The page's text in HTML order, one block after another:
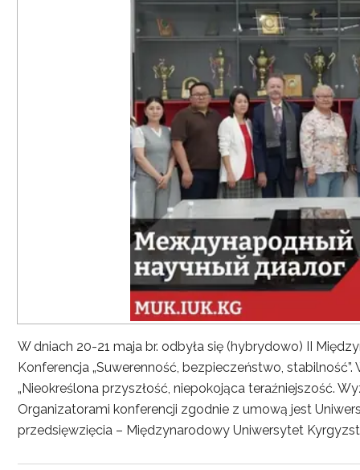
W dniach 20-21 maja br. odbyła się (hybrydowo) II
Konferencja „Suwerenność, bezpieczeństwo,
„Nieokreślona przyszłość, niepokojąca teraźniejszość.
Organizatorami konferencji zgodnie z umową jest
przedsięwzięcia – Międzynarodowy Uniwersytet